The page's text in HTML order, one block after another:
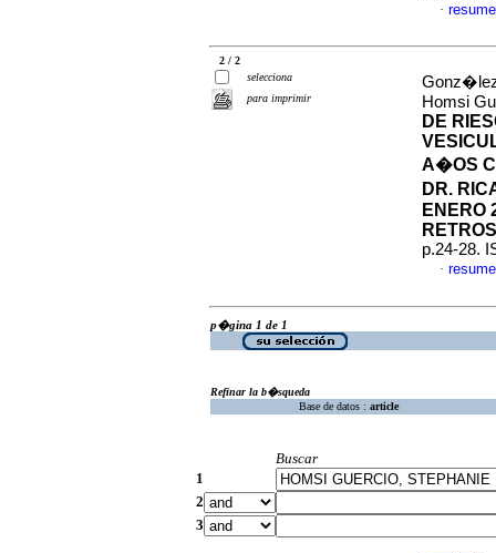
·
2 / 2
selecciona
para imprimir
Homsi
DE
A�OS
DR.
ENERO
p.24-28.
·
p�gina 1 de 1
Refinar la b�squeda
Base de datos : article
Buscar
1
2
3